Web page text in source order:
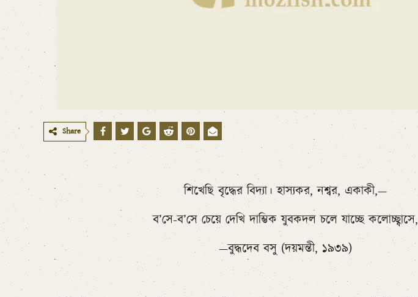
Share
শিখেছি বৃদ্ধের বিদ্যা। হাস্যকর, নশ্বর, একাকী,—
ব’সে-ব’সে চেয়ে দেখি দাম্ভিক যুবকদল চলে যাচ্ছে কলোচ্ছ্বাসে,
—বুদ্ধদেব বসু (দয়মন্তী, ১৯৩৯)